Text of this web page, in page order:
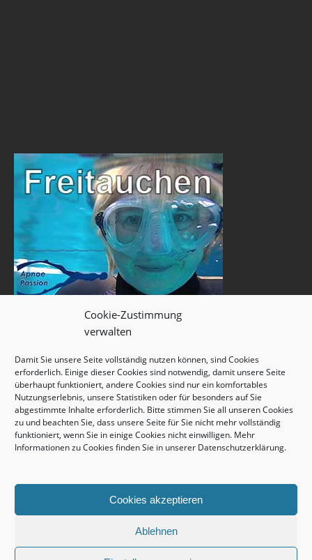
Cookie-Zustimmung
verwalten
Damit Sie unsere Seite vollständig nutzen können, sind Cookies
erforderlich. Einige dieser Cookies sind notwendig, damit unsere Seite
überhaupt funktioniert, andere Cookies sind nur ein komfortables
Nutzungserlebnis, unsere Statistiken oder für besonders auf Sie
abgestimmte Inhalte erforderlich. Bitte stimmen Sie all unseren Cookies
zu und beachten Sie, dass unsere Seite für Sie nicht mehr vollständig
funktioniert, wenn Sie in einige Cookies nicht einwilligen. Mehr
Informationen zu Cookies finden Sie in unserer Datenschutzerklärung.
Cookies akzeptieren
Ablehnen